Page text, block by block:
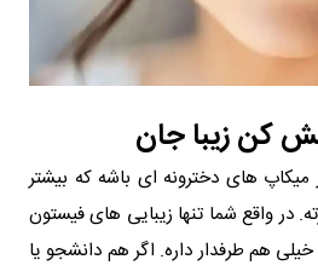
کن زیبا جان
های دخترونه ای باشه که بیشتر
در واقع شما تنها زیبایی های فیستون
هم طرفدار داره. اگر هم دانشجو یا